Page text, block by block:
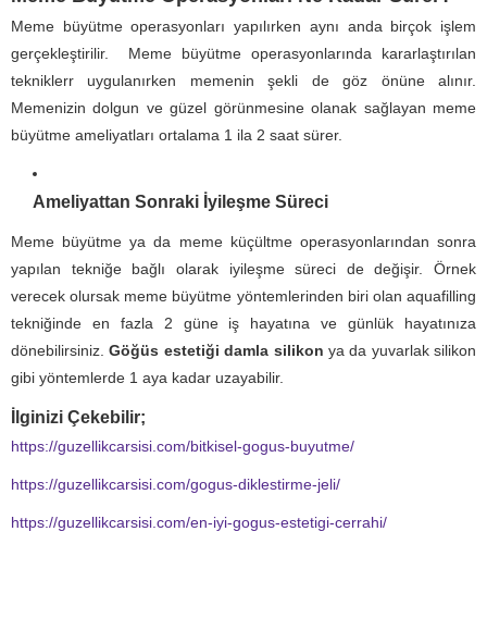
Meme büyütme operasyonları yapılırken aynı anda birçok işlem
gerçekleştirilir. Meme büyütme operasyonlarında kararlaştırılan
tekniklerr uygulanırken memenin şekli de göz önüne alınır.
Memenizin dolgun ve güzel görünmesine olanak sağlayan meme
büyütme ameliyatları ortalama 1 ila 2 saat sürer.
Ameliyattan Sonraki İyileşme Süreci
Meme büyütme ya da meme küçültme operasyonlarından sonra
yapılan tekniğe bağlı olarak iyileşme süreci de değişir. Örnek
verecek olursak meme büyütme yöntemlerinden biri olan aquafilling
tekniğinde en fazla 2 güne iş hayatına ve günlük hayatınıza
dönebilirsiniz.Göğüs estetiği damla silikon ya da yuvarlak silikon
gibi yöntemlerde 1 aya kadar uzayabilir.
İlginizi Çekebilir;
https://guzellikcarsisi.com/bitkisel-gogus-buyutme/
https://guzellikcarsisi.com/gogus-diklestirme-jeli/
https://guzellikcarsisi.com/en-iyi-gogus-estetigi-cerrahi/